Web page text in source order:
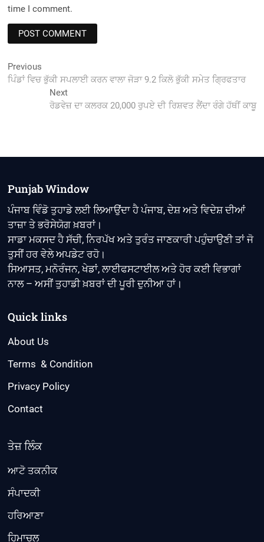
time I comment.
Post
navigation
Previous
post:
ਪਿੰਡਾਂ ਵਿਚ ਭੁੱਕੀ ਸਪਲਾਈ ਕਰਨ ਵਾਲਾ ਜੋੜਾ 9.2 ਕਿਲੋ ਭੁੱਕੀ ਸਮੇਤ ਗ੍ਰਿਫਤਾਰ
NextNext
post:
ਰੋਡਵੇਜ਼ ਦਾ ਕਲਰਕ 20,000 ਰੁਪਏ ਦੀ ਰਿਸ਼ਵਤ ਲੈਂਦਾ ਰੰਗੇ ਹੱਥੀਂ ਕਾਬੂ
Punjab Window
ਪੰਜਾਬ ਵਿੰਡੋ ਤੁਹਾਡੇ ਲਈ ਲਿਆਉਂਦਾ ਹੈ ਪੰਜਾਬ, ਦੇਸ਼ ਅਤੇ ਵਿਦੇਸ਼ ਦੀਆਂ
ਤਾਜ਼ਾ ਤੇ ਭਰੋਸੇਯੋਗ ਖ਼ਬਰਾਂ।
ਸਾਡਾ ਮਕਸਦ ਹੈ ਸੱਚੀ, ਨਿਰਪੱਖ ਅਤੇ ਤੁਰੰਤ ਜਾਣਕਾਰੀ ਪਹੁੰਚਾਉਣੀ ਤਾਂ ਜੋ
ਤੁਸੀਂ ਹਰ ਵੇਲੇ ਅਪਡੇਟ ਰਹੋ।
ਸਿਆਸਤ, ਮਨੋਰੰਜਨ, ਖੇਡਾਂ, ਲਾਈਫਸਟਾਈਲ ਅਤੇ ਹੋਰ ਕਈ ਵਿਭਾਗਾਂ
ਨਾਲ – ਅਸੀਂ ਤੁਹਾਡੀ ਖ਼ਬਰਾਂ ਦੀ ਪੂਰੀ ਦੁਨੀਆ ਹਾਂ।
Quick links
About Us
Terms & Condition
Privacy Policy
Contact
ਤੇਜ਼ ਲਿੰਕ
ਆਟੋ ਤਕਨੀਕ
ਸੰਪਾਦਕੀ
ਹਰਿਆਣਾ
ਹਿਮਾਚਲ